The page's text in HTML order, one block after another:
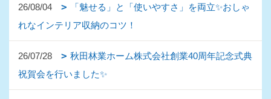
26/08/04
「魅せる」と「使いやすさ」を両立✨おしゃ
れなインテリア収納のコツ！
26/07/28
秋田林業ホーム株式会社創業40周年記念式典
祝賀会を行いました✨